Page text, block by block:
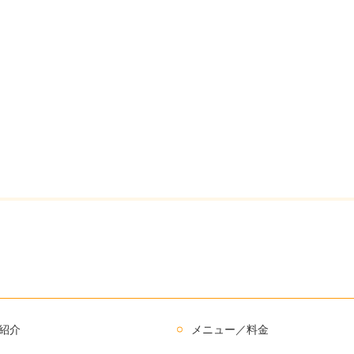
介 メニュー／料金